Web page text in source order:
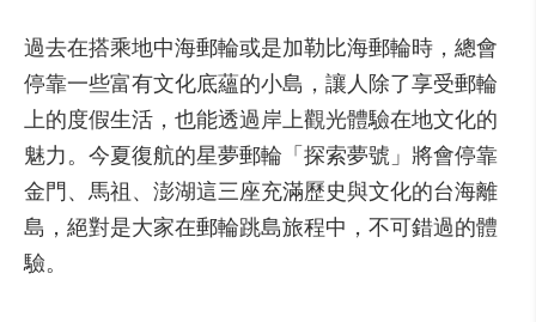
過去在搭乘地中海郵輪或是加勒比海郵輪時，總會
停靠一些富有文化底蘊的小島，讓人除了享受郵輪
上的度假生活，也能透過岸上觀光體驗在地文化的
魅力。今夏復航的星夢郵輪「探索夢號」將會停靠
金門、馬祖、澎湖這三座充滿歷史與文化的台海離
島，絕對是大家在郵輪跳島旅程中，不可錯過的體
驗。